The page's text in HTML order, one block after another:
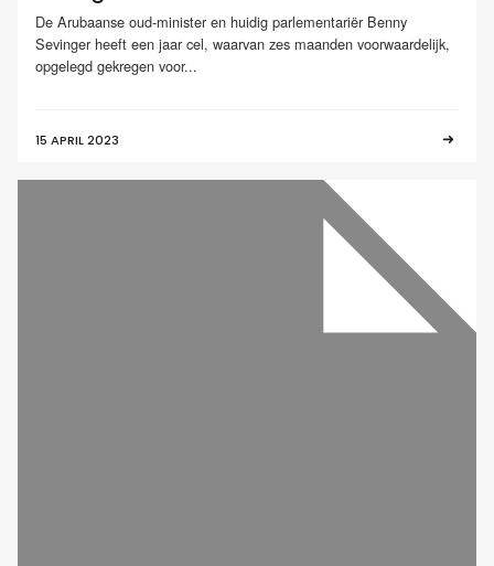
De Arubaanse oud-minister en huidig parlementariër Benny
Sevinger heeft een jaar cel, waarvan zes maanden voorwaardelijk,
opgelegd gekregen voor...
15 APRIL 2023